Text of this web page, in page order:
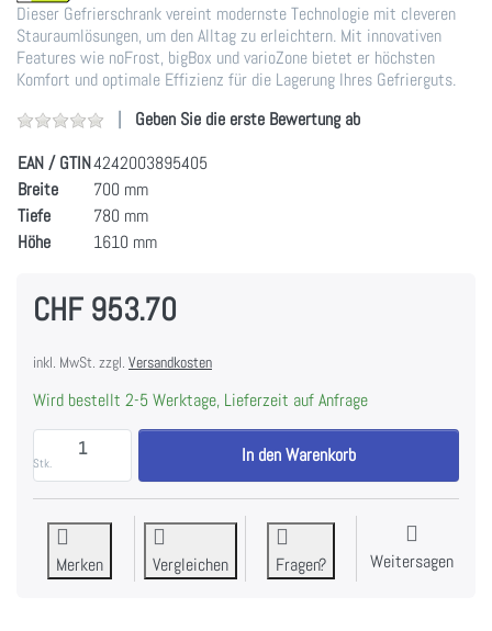
Dieser Gefrierschrank vereint modernste Technologie mit cleveren
Stauraumlösungen, um den Alltag zu erleichtern. Mit innovativen
Features wie noFrost, bigBox und varioZone bietet er höchsten
Komfort und optimale Effizienz für die Lagerung Ihres Gefrierguts.
Geben Sie die erste Bewertung ab
EAN / GTIN4242003895405
Breite
700 mm
Tiefe
780 mm
Höhe
1610 mm
CHF 953.70
inkl. MwSt. zzgl. Versandkosten
Wird bestellt 2-5 Werktage, Lieferzeit auf Anfrage
Stk.
Siemens GS51NAWCV iQ500 Freistehender
In den Warenkorb
Merken Vergleichen Fragen? Weitersagen